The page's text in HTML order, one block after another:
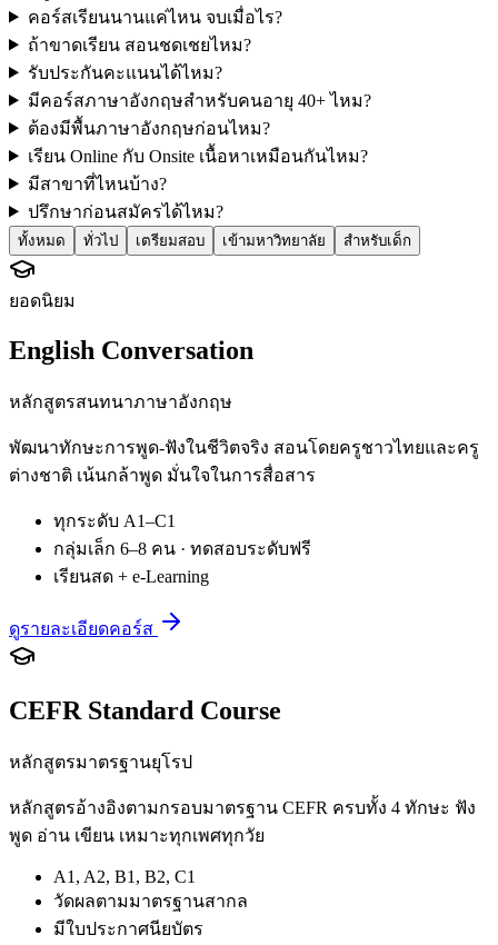
คอร์สเรียนนานแค่ไหน จบเมื่อไร?
ถ้าขาดเรียน สอนชดเชยไหม?
รับประกันคะแนนได้ไหม?
มีคอร์สภาษาอังกฤษสำหรับคนอายุ 40+ ไหม?
ต้องมีพื้นภาษาอังกฤษก่อนไหม?
เรียน Online กับ Onsite เนื้อหาเหมือนกันไหม?
มีสาขาที่ไหนบ้าง?
ปรึกษาก่อนสมัครได้ไหม?
ทั้งหมด ทั่วไป เตรียมสอบ เข้ามหาวิทยาลัย สำหรับเด็ก
ยอดนิยม
English Conversation
หลักสูตรสนทนาภาษาอังกฤษ
พัฒนาทักษะการพูด-ฟังในชีวิตจริง สอนโดยครูชาวไทยและครู
ต่างชาติ เน้นกล้าพูด มั่นใจในการสื่อสาร
ทุกระดับ A1–C1
กลุ่มเล็ก 6–8 คน · ทดสอบระดับฟรี
เรียนสด + e-Learning
ดูรายละเอียดคอร์ส
CEFR Standard Course
หลักสูตรมาตรฐานยุโรป
หลักสูตรอ้างอิงตามกรอบมาตรฐาน CEFR ครบทั้ง 4 ทักษะ ฟัง
พูด อ่าน เขียน เหมาะทุกเพศทุกวัย
A1, A2, B1, B2, C1
วัดผลตามมาตรฐานสากล
มีใบประกาศนียบัตร